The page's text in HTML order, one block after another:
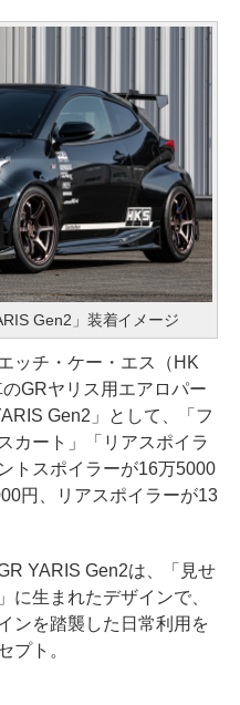
Gen2」装着イメージ
ッチ・ケー・エス（HK
GRヤリス用エアロパー
Gen2」として、「フ
カート」「リアスポイラ
トスポイラーが16万5000
円、リアスポイラーが13
YARIS Gen2は、「見せ
に生まれたデザインで、
ンを踏襲した日常利用を
プト。